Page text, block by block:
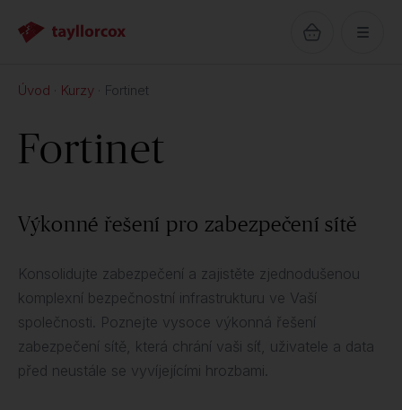
Úvod Kurzy Fortinet
Fortinet
Výkonné řešení pro zabezpečení sítě
Konsolidujte zabezpečení a zajistěte zjednodušenou
komplexní bezpečnostní infrastrukturu ve Vaší
společnosti. Poznejte vysoce výkonná řešení
zabezpečení sítě, která chrání vaši síť, uživatele a data
před neustále se vyvíjejícími hrozbami.